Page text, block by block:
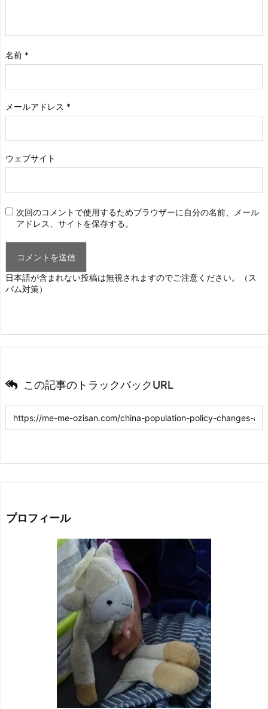
名前 *
メールアドレス *
ウェブサイト
次回のコメントで使用するためブラウザーに自分の名前、メール
アドレス、サイトを保存する。
日本語が含まれない投稿は無視されますのでご注意ください。（ス
パム対策）
この記事のトラックバックURL
プロフィール